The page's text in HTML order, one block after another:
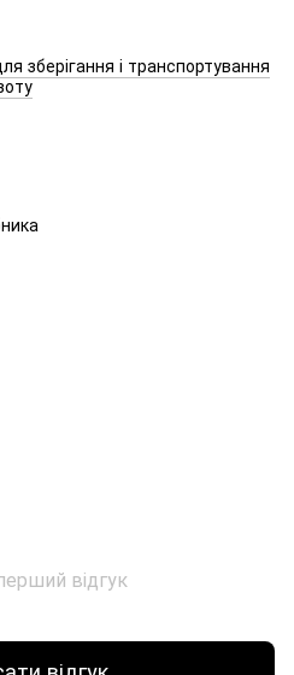
зберігання і транспортування
відгук